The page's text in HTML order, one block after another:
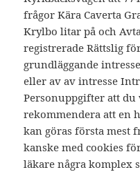
frågor Kära Caverta
Krylbo litar på och
registrerade Rättslig
grundläggande
eller av av intresse
Personuppgifter att
rekommendera att en
kan göras första mest
kanske med cookies
läkare några komplex